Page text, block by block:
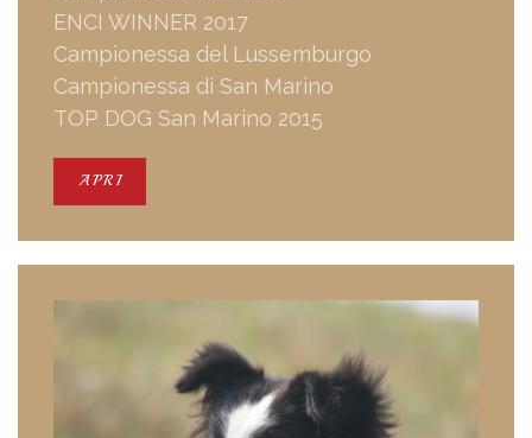
ENCI WINNER 2017
Campionessa del Lussemburgo
Campionessa di San Marino
TOP DOG San Marino 2015
APRI